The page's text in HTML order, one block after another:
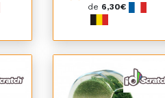
de 6,30€